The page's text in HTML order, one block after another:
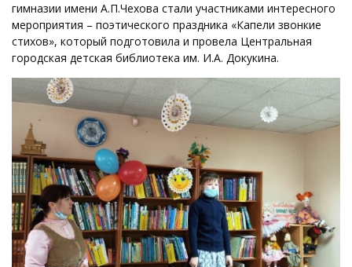
гимназии имени А.П.Чехова стали участниками интересного
мероприятия – поэтического праздника «Капели звонкие
стихов», который подготовила и провела Центральная
городская детская библиотека им. И.А. Докукина.